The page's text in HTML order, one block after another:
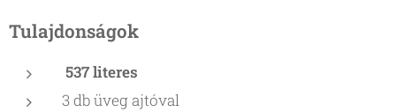
Tulajdonságok
537 literes
3 dbüveg ajtóval